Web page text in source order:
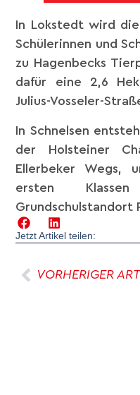
In Lokstedt wird
Schülerinnen und
zu Hagenbecks
dafür eine 2,6
Julius-Vosseler-
In Schnelsen
der Holsteiner
Ellerbeker Wegs,
ersten
Jetzt Artikel teilen: